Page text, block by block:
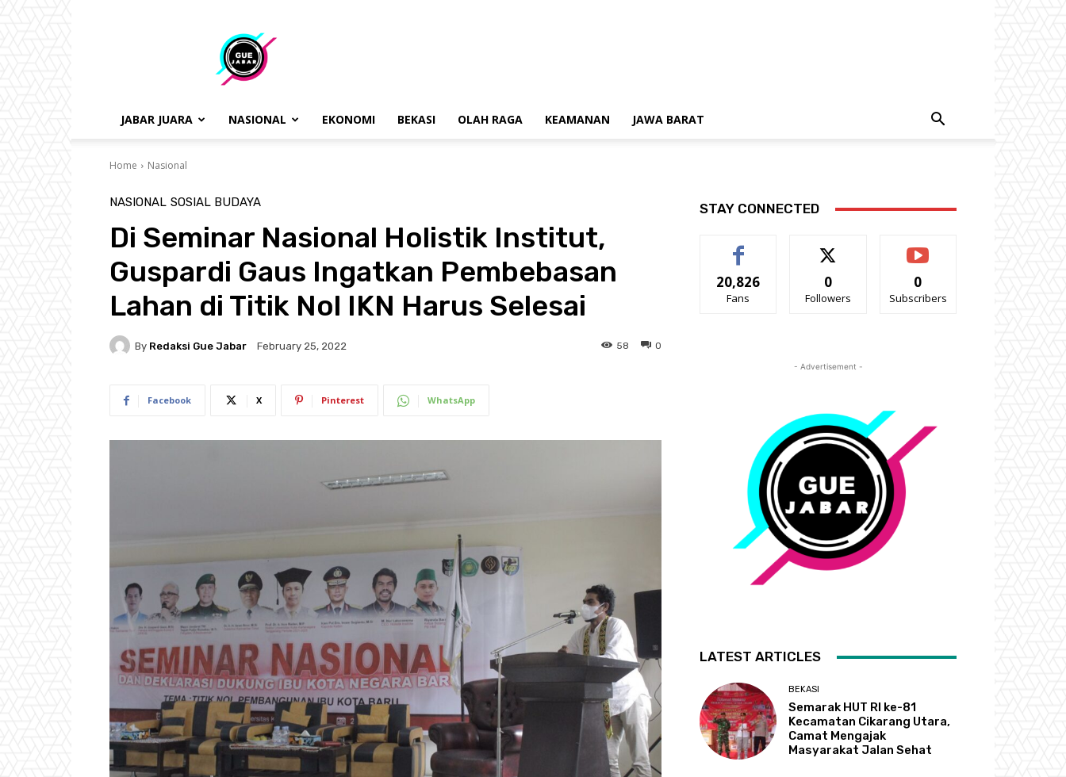
gue
jabar
JABAR JUARA NASIONAL EKONOMI BEKASI OLAH RAGA KEAMANAN JAWA BARAT
Home Nasional
NASIONAL SOSIAL BUDAYA
Di Seminar Nasional Holistik Institut,
Guspardi Gaus Ingatkan Pembebasan
Lahan di Titik Nol IKN Harus Selesai
By Redaksi Gue Jabar February 25, 2022 0
58
Facebook X Pinterest WhatsApp
STAY CONNECTED
20,826
Fans
0
Followers
0
Subscribers
- Advertisement -
LATEST ARTICLES
BEKASI
Semarak HUT RI ke-81
Kecamatan Cikarang Utara,
Camat Mengajak
Masyarakat Jalan Sehat